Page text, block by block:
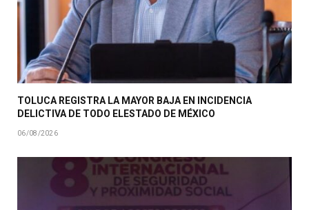
TOLUCA REGISTRA LA MAYOR BAJA EN INCIDENCIA
DELICTIVA DE TODO ELESTADO DE MÉXICO
06/08/2026